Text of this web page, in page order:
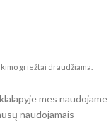
griežtai draudžiama.
mes naudojame
naudojamais